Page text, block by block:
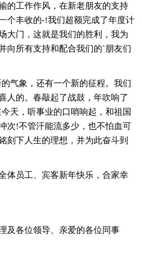
的工作作风，在新老朋友的支持
个丰收的-!我们超额完成了年度计
大门，这就是我们的胜利，我为
向所有支持和配合我们的`朋友们
象，还有一个新的征程。我们
人的。春敲起了战鼓，年吹响了
天，听事业的口哨响起，和祖国
次!不管汗能流多少，也不怕血可
刻下人生的理想，并为此奋斗到
员工、宾客新年快乐，合家幸
及各位领导、亲爱的各位同事